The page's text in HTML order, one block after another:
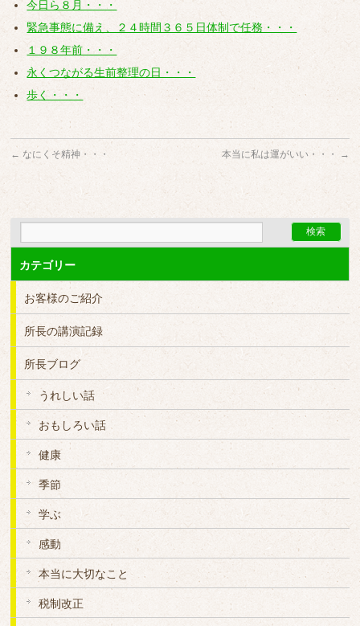
今日ら８月・・・
緊急事態に備え、２４時間３６５日体制で任務・・・
１９８年前・・・
永くつながる生前整理の日・・・
歩く・・・
← なにくそ精神・・・ 本当に私は運がいい・・・ →
カテゴリー
お客様のご紹介
所長の講演記録
所長ブログ
うれしい話
おもしろい話
健康
季節
学ぶ
感動
本当に大切なこと
税制改正